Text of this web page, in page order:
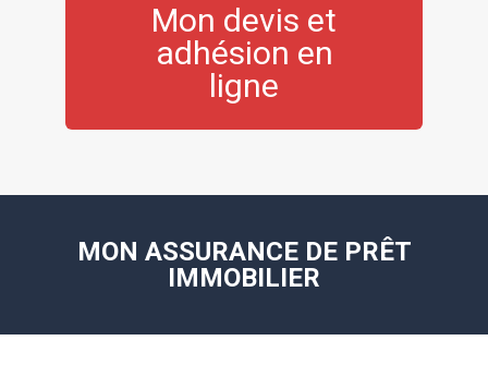
Mon devis et
adhésion en
ligne
MON ASSURANCE DE PRÊT
IMMOBILIER